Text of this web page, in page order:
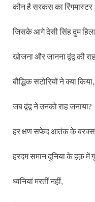
कौन है सरकस का रिंगमास्टर
जिसके आगे देसी सिंह दुम
खोजना और जानना द्वंद्व की
बौद्धिक सटोरियों ने क्या किया,
जब द्वंद्व ने उनको राह जनाया?
हर क्षण सफेद आतंक के बरक्स
हरदम समान दुनिया के हक़ में
ध्वनियां मरतीं नहीं,